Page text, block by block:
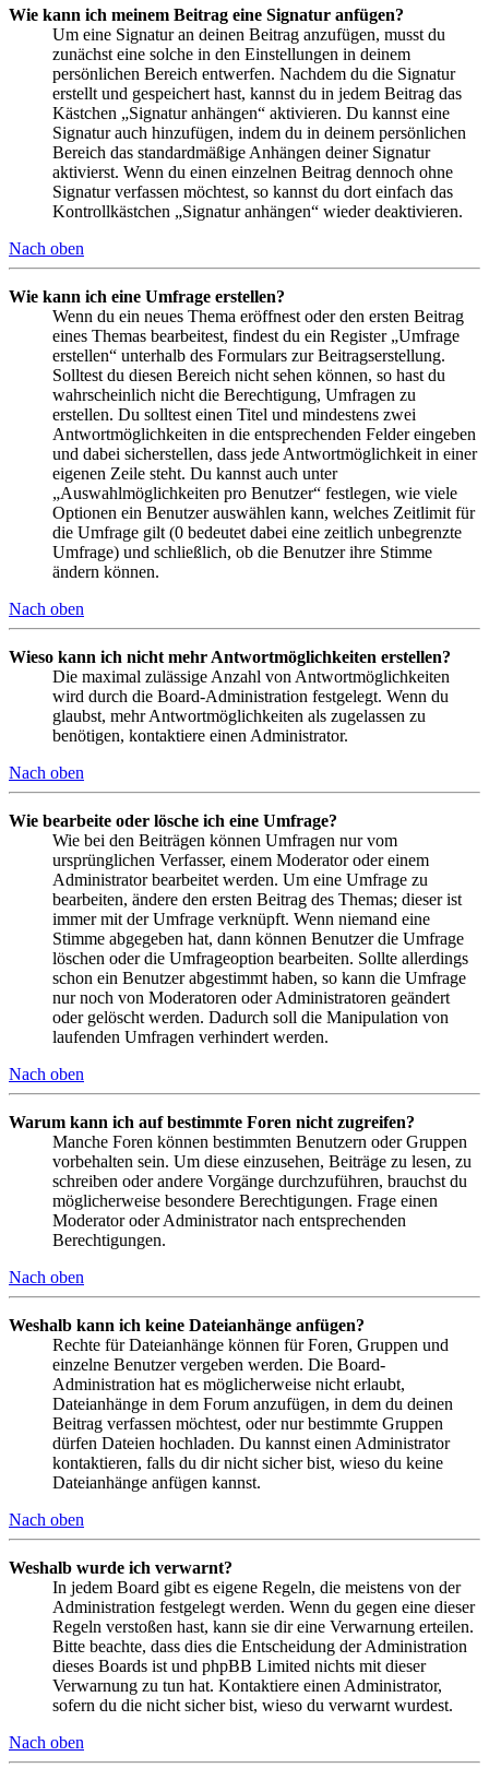
Wie kann ich meinem Beitrag eine Signatur anfügen?
Um eine Signatur an deinen Beitrag anzufügen, musst du
zunächst eine solche in den Einstellungen in deinem
persönlichen Bereich entwerfen. Nachdem du die Signatur
erstellt und gespeichert hast, kannst du in jedem Beitrag das
Kästchen „Signatur anhängen“ aktivieren. Du kannst eine
Signatur auch hinzufügen, indem du in deinem persönlichen
Bereich das standardmäßige Anhängen deiner Signatur
aktivierst. Wenn du einen einzelnen Beitrag dennoch ohne
Signatur verfassen möchtest, so kannst du dort einfach das
Kontrollkästchen „Signatur anhängen“ wieder deaktivieren.
Nach oben
Wie kann ich eine Umfrage erstellen?
Wenn du ein neues Thema eröffnest oder den ersten Beitrag
eines Themas bearbeitest, findest du ein Register „Umfrage
erstellen“ unterhalb des Formulars zur Beitragserstellung.
Solltest du diesen Bereich nicht sehen können, so hast du
wahrscheinlich nicht die Berechtigung, Umfragen zu
erstellen. Du solltest einen Titel und mindestens zwei
Antwortmöglichkeiten in die entsprechenden Felder eingeben
und dabei sicherstellen, dass jede Antwortmöglichkeit in einer
eigenen Zeile steht. Du kannst auch unter
„Auswahlmöglichkeiten pro Benutzer“ festlegen, wie viele
Optionen ein Benutzer auswählen kann, welches Zeitlimit für
die Umfrage gilt (0 bedeutet dabei eine zeitlich unbegrenzte
Umfrage) und schließlich, ob die Benutzer ihre Stimme
ändern können.
Nach oben
Wieso kann ich nicht mehr Antwortmöglichkeiten erstellen?
Die maximal zulässige Anzahl von Antwortmöglichkeiten
wird durch die Board-Administration festgelegt. Wenn du
glaubst, mehr Antwortmöglichkeiten als zugelassen zu
benötigen, kontaktiere einen Administrator.
Nach oben
Wie bearbeite oder lösche ich eine Umfrage?
Wie bei den Beiträgen können Umfragen nur vom
ursprünglichen Verfasser, einem Moderator oder einem
Administrator bearbeitet werden. Um eine Umfrage zu
bearbeiten, ändere den ersten Beitrag des Themas; dieser ist
immer mit der Umfrage verknüpft. Wenn niemand eine
Stimme abgegeben hat, dann können Benutzer die Umfrage
löschen oder die Umfrageoption bearbeiten. Sollte allerdings
schon ein Benutzer abgestimmt haben, so kann die Umfrage
nur noch von Moderatoren oder Administratoren geändert
oder gelöscht werden. Dadurch soll die Manipulation von
laufenden Umfragen verhindert werden.
Nach oben
Warum kann ich auf bestimmte Foren nicht zugreifen?
Manche Foren können bestimmten Benutzern oder Gruppen
vorbehalten sein. Um diese einzusehen, Beiträge zu lesen, zu
schreiben oder andere Vorgänge durchzuführen, brauchst du
möglicherweise besondere Berechtigungen. Frage einen
Moderator oder Administrator nach entsprechenden
Berechtigungen.
Nach oben
Weshalb kann ich keine Dateianhänge anfügen?
Rechte für Dateianhänge können für Foren, Gruppen und
einzelne Benutzer vergeben werden. Die Board-
Administration hat es möglicherweise nicht erlaubt,
Dateianhänge in dem Forum anzufügen, in dem du deinen
Beitrag verfassen möchtest, oder nur bestimmte Gruppen
dürfen Dateien hochladen. Du kannst einen Administrator
kontaktieren, falls du dir nicht sicher bist, wieso du keine
Dateianhänge anfügen kannst.
Nach oben
Weshalb wurde ich verwarnt?
In jedem Board gibt es eigene Regeln, die meistens von der
Administration festgelegt werden. Wenn du gegen eine dieser
Regeln verstoßen hast, kann sie dir eine Verwarnung erteilen.
Bitte beachte, dass dies die Entscheidung der Administration
dieses Boards ist und phpBB Limited nichts mit dieser
Verwarnung zu tun hat. Kontaktiere einen Administrator,
sofern du die nicht sicher bist, wieso du verwarnt wurdest.
Nach oben